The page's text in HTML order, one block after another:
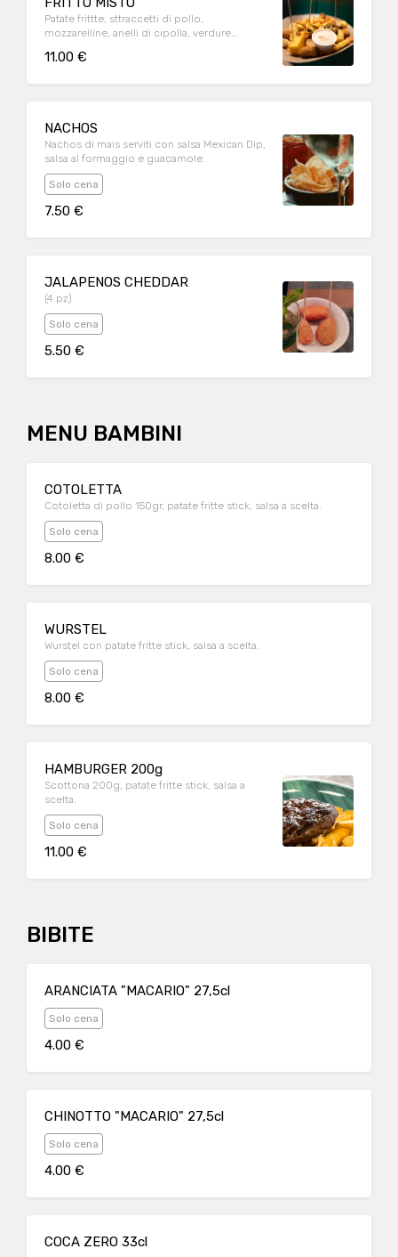
Patate frittte, sttraccetti di pollo,
mozzarelline, anelli di cipolla, verdure
11.00 €
NACHOS
Nachos di mais serviti con salsa Mexican Dip,
salsa al formaggio e guacamole.
Solo cena
7.50 €
JALAPENOS CHEDDAR
(4 pz)
Solo cena
5.50 €
MENU BAMBINI
COTOLETTA
Cotoletta di pollo 150gr, patate fritte stick, salsa a scelta.
Solo cena
8.00 €
WURSTEL
Wurstel con patate fritte stick, salsa a scelta.
Solo cena
8.00 €
HAMBURGER 200g
Scottona 200g, patate fritte stick, salsa a
scelta.
Solo cena
11.00 €
BIBITE
ARANCIATA "MACARIO" 27,5cl
Solo cena
4.00 €
CHINOTTO "MACARIO" 27,5cl
Solo cena
4.00 €
COCA ZERO 33cl